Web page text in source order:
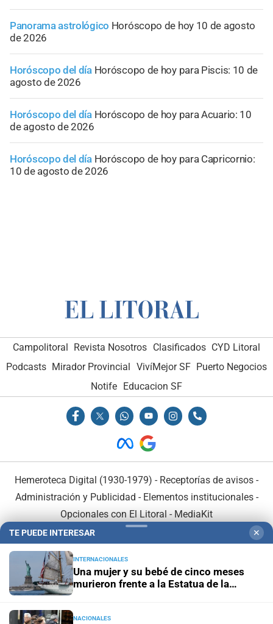
Panorama astrológico Horóscopo de hoy 10 de agosto
de 2026
Horóscopo del día Horóscopo de hoy para Piscis: 10 de
agosto de 2026
Horóscopo del día Horóscopo de hoy para Acuario: 10
de agosto de 2026
Horóscopo del día Horóscopo de hoy para Capricornio:
10 de agosto de 2026
Campolitoral Revista Nosotros Clasificados CYD Litoral
Podcasts Mirador Provincial VivíMejor SF Puerto Negocios
Notife Educacion SF
Hemeroteca Digital (1930-1979) - Receptorías de avisos -
Administración y Publicidad - Elementos institucionales-
Opcionales con El Litoral - MediaKit
TE PUEDE INTERESAR ✕
INTERNACIONALES
Una mujer y su bebé de cinco meses
murieron frente a la Estatua de la
NACIONALES